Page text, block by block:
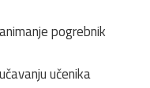
pogrebnik
učenika